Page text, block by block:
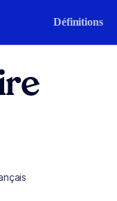
Définitions